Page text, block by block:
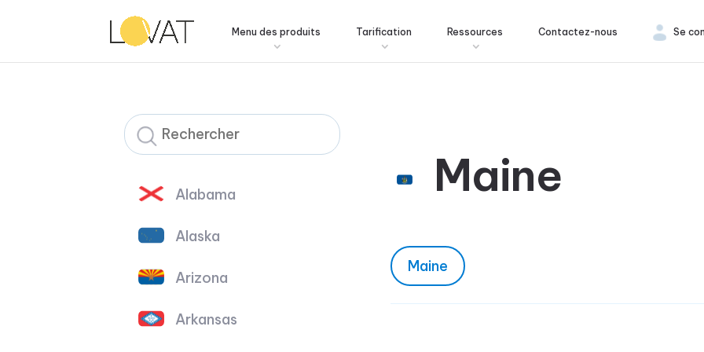
Menu des produits Tarification Ressources Contactez-nous Se
Alabama
Alaska
Arizona
Arkansas
Maine
Maine